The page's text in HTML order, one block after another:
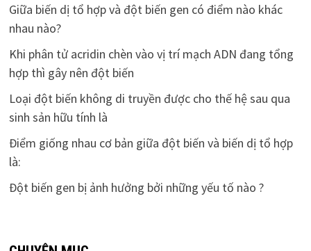
Giữa biến dị tổ hợp và đột biến gen có điểm nào khác
nhau nào?
Khi phân tử acridin chèn vào vị trí mạch ADN đang tổng
hợp thì gây nên đột biến
Loại đột biến không di truyền được cho thế hệ sau qua
sinh sản hữu tính là
Điểm giống nhau cơ bản giữa đột biến và biến dị tổ hợp
là:
Đột biến gen bị ảnh hưởng bởi những yếu tố nào ?